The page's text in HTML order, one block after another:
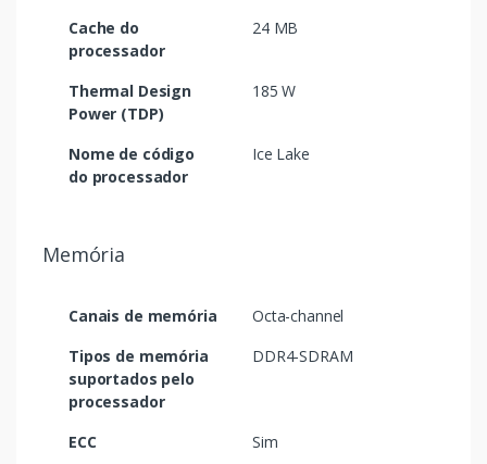
Cache do
processador
24 MB
Thermal Design
Power (TDP)
185 W
Nome de código
do processador
Ice Lake
Memória
Canais de memória
Octa-channel
Tipos de memória
suportados pelo
processador
DDR4-SDRAM
ECC Sim